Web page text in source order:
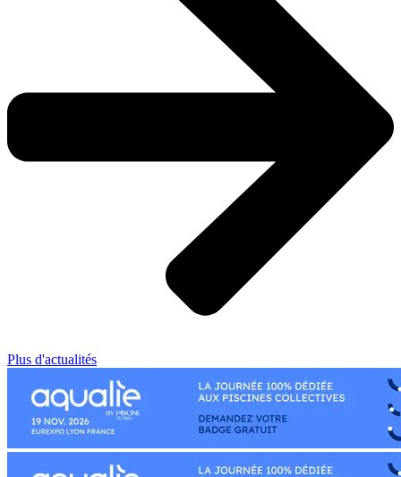
Plus d'actualités